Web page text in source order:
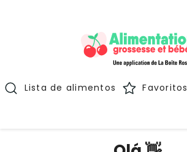
Lista de alimentos Favoritos